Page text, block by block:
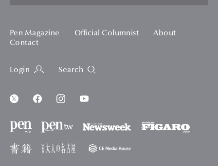
Pen Magazine Official Columnist
About
Contact
Login Search